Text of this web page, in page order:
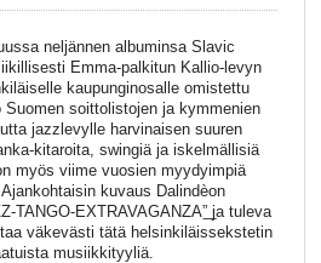
neljännen albuminsa Slavic
Emma-palkitun Kallio-levyn
kaupunginosalle omistettu
soittolistojen ja kymmenien
jazzlevylle harvinaisen suuren
kitaroita, swingiä ja iskelmällisiä
myös viime vuosien myydyimpiä
kuvaus Dalindèon
TANGO-EXTRAVAGANZA”͟ ja tuleva
väkevästi tätä helsinkiläissekstetin
musiikkityyliä.